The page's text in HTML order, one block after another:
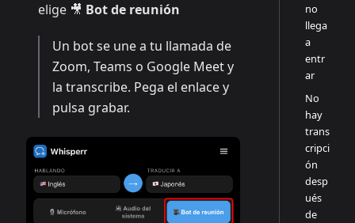
elige 🎥 Bot de reunión
Un bot se une a tu llamada de
Zoom, Teams o Google Meet y
la transcribe. Pega el enlace y
pulsa grabar.
no
llega
a
entr
ar
No
hay
trans
cripci
ón
desp
ués
de